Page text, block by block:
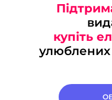
купіть
улюблених